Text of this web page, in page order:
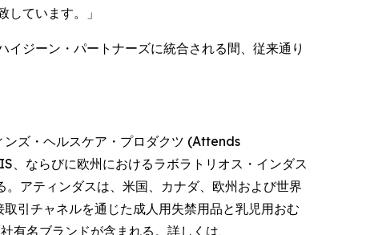
ています。」
ジーン・パートナーズに統合される間、従来通り
ンズ・ヘルスケア・プロダクツ (Attends
ならびに欧州におけるラボラトリオス・インダス
アティンダスは、米国、カナダ、欧州および世界
引チャネルを通じた成人用失禁用品と乳児用おむ
有名ブランドが含まれる。詳しくは、